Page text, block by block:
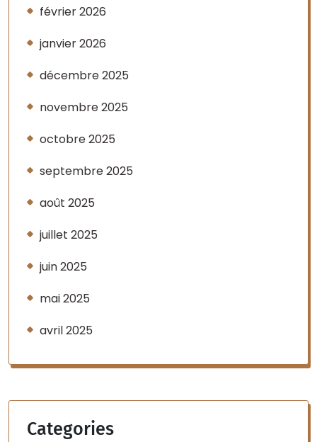
février 2026
janvier 2026
décembre 2025
novembre 2025
octobre 2025
septembre 2025
août 2025
juillet 2025
juin 2025
mai 2025
avril 2025
Categories